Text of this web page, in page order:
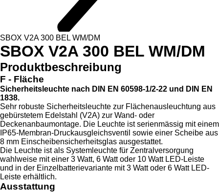
SBOX V2A 300 BEL WM/DM
SBOX V2A 300 BEL WM/DM
Produktbeschreibung
F - Fläche
Sicherheitsleuchte nach DIN EN 60598-1/2-22 und DIN EN
1838.
Sehr robuste Sicherheitsleuchte zur Flächenausleuchtung aus
gebürstetem Edelstahl (V2A) zur Wand- oder
Deckenanbaumontage. Die Leuchte ist serienmässig mit einem
IP65-Membran-Druckausgleichsventil sowie einer Scheibe aus
8 mm Einscheibensicherheitsglas ausgestattet.
Die Leuchte ist als Systemleuchte für Zentralversorgung
wahlweise mit einer 3 Watt, 6 Watt oder 10 Watt LED-Leiste
und in der Einzelbatterievariante mit 3 Watt oder 6 Watt LED-
Leiste erhältlich.
Ausstattung